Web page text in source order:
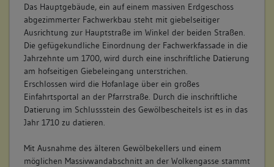
Das Hauptgebäude, ein auf einem massiven Erdgeschoss
abgezimmerter Fachwerkbau steht mit giebelseitiger
Ausrichtung zur Hauptstraße im Winkel der beiden Straßen.
Die gefügekundliche Einordnung der Fachwerkfassade in die
Jahrzehnte um 1700, wird durch eine inschriftliche Datierung
am hofseitigen Giebeleingang unterstrichen.
Erschlossen wird die Hofanlage über ein großes
Einfahrtsportal an der Pfarrstraße. Durch die inschriftliche
Datierung im Schlussstein des Gewölbescheitels ist es in das
Jahr 1710 zu datieren.
Mit Ausnahme des älteren Gewölbekellers und einem
möglichen Massivwandabschnitt an der Wolkengasse stammt